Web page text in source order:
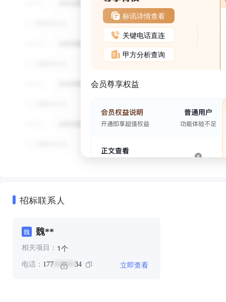
标讯详情查看
关键电话直连
甲方分析查询
会员尊享权益
招标联系人
魏 魏**
相关项目： 1个
电话： 177 ****** 34 立即查看